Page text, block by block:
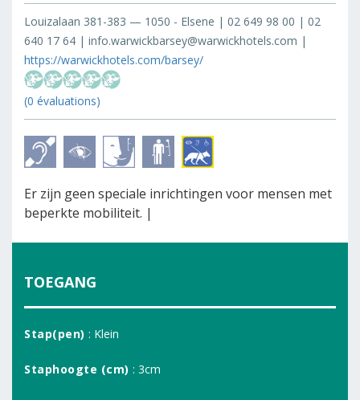
Louizalaan 381-383 — 1050 - Elsene | 02 649 98 00 | 02
640 17 64 | info.warwickbarsey@warwickhotels.com |
https://warwickhotels.com/barsey/
(0 évaluations)
Er zijn geen speciale inrichtingen voor mensen met
beperkte mobiliteit. |
TOEGANG
Stap(pen) : Klein
Staphoogte (cm) : 3cm